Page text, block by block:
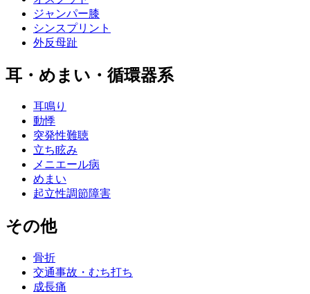
ジャンパー膝
シンスプリント
外反母趾
耳・めまい・循環器系
耳鳴り
動悸
突発性難聴
立ち眩み
メニエール病
めまい
起立性調節障害
その他
骨折
交通事故・むち打ち
成長痛